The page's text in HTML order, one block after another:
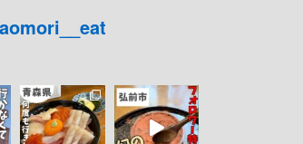
aomori__eat